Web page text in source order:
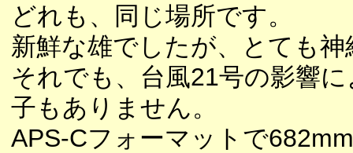
どれも、同じ場所です。
新鮮な雄でしたが、とても
それでも、台風21号の影響
子もありません。
APS-Cフォーマットで